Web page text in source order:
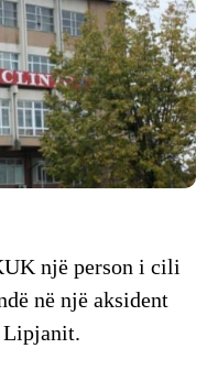
një person i cili
në një aksident
Lipjanit.